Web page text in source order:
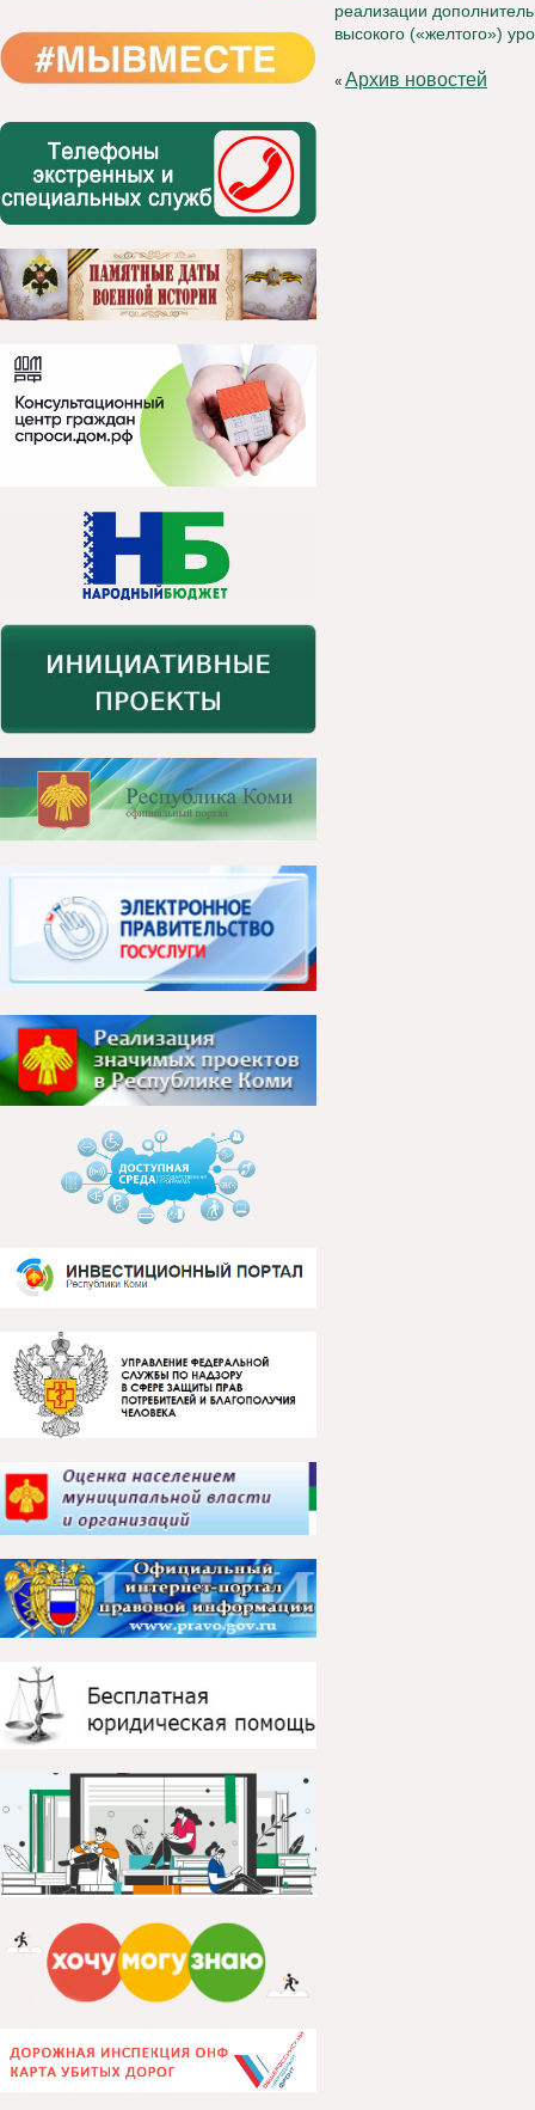
реализации
высокого («желтого»)
«Архив новостей